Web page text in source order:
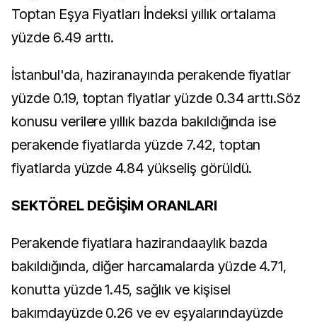
Toptan Eşya Fiyatları İndeksi yıllık ortalama
yüzde 6.49 arttı.
İstanbul'da, haziranayında perakende fiyatlar
yüzde 0.19, toptan fiyatlar yüzde 0.34 arttı.Söz
konusu verilere yıllık bazda bakıldığında ise
perakende fiyatlarda yüzde 7.42, toptan
fiyatlarda yüzde 4.84 yükseliş görüldü.
SEKTÖREL DEĞİŞİM ORANLARI
Perakende fiyatlara hazirandaaylık bazda
bakıldığında, diğer harcamalarda yüzde 4.71,
konutta yüzde 1.45, sağlık ve kişisel
bakımdayüzde 0.26 ve ev eşyalarındayüzde